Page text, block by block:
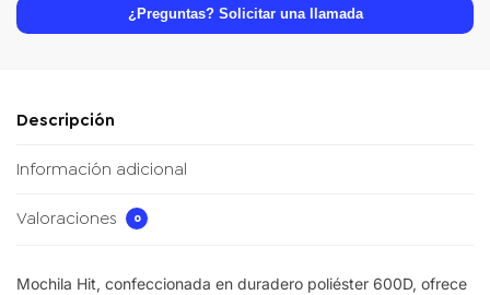
¿Preguntas? Solicitar una llamada
Descripción
Información adicional
Valoraciones 0
Mochila Hit, confeccionada en duradero poliéster 600D, ofrece